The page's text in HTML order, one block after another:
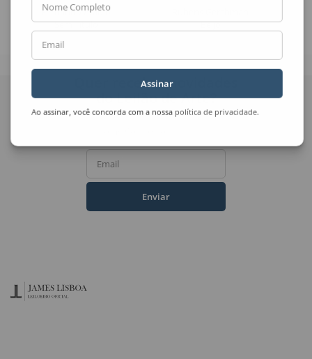
Fernando Araujo
Sem Título
Beijo
Nome Completo
Email
Assinar
Ao assinar, você concorda com a nossa política de privacidade.
Quer receber novidades
do Leilão de Arte?
Email
Enviar